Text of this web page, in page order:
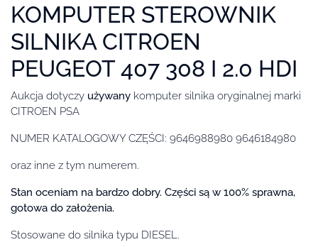
KOMPUTER STEROWNIK
SILNIKA CITROEN
PEUGEOT 407 308 I 2.0 HDI
Aukcja dotyczy używany komputer silnika oryginalnej marki
CITROEN PSA
NUMER KATALOGOWY CZĘŚCI: 9646988980 9646184980
oraz inne z tym numerem.
Stan oceniam na bardzo dobry. Części są w 100% sprawna,
gotowa do założenia.
Stosowane do silnika typu DIESEL.